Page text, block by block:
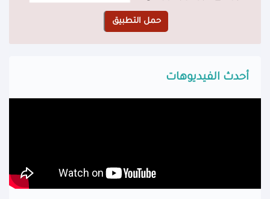
أحدث الفيديوهات